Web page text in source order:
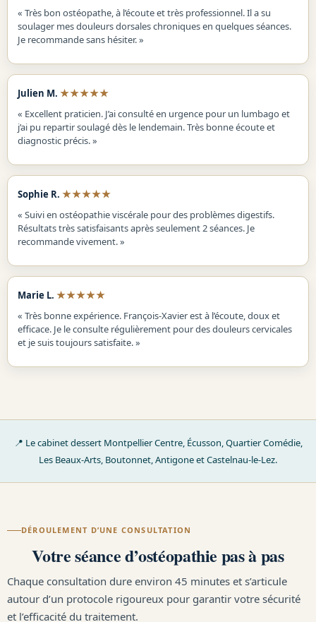
« Très bon ostéopathe, à l’écoute et très professionnel. Il a su
soulager mes douleurs dorsales chroniques en quelques séances.
Je recommande sans hésiter. »
Julien M. ★★★★★
« Excellent praticien. J’ai consulté en urgence pour un lumbago et
j’ai pu repartir soulagé dès le lendemain. Très bonne écoute et
diagnostic précis. »
Sophie R. ★★★★★
« Suivi en ostéopathie viscérale pour des problèmes digestifs.
Résultats très satisfaisants après seulement 2 séances. Je
recommande vivement. »
Marie L. ★★★★★
« Très bonne expérience. François-Xavier est à l’écoute, doux et
efficace. Je le consulte régulièrement pour des douleurs cervicales
et je suis toujours satisfaite. »
📍 Le cabinet dessert Montpellier Centre, Écusson, Quartier Comédie,
Les Beaux-Arts, Boutonnet, Antigone et Castelnau-le-Lez.
DÉROULEMENT D’UNE CONSULTATION
Votre séance d’ostéopathie pas à pas
Chaque consultation dure environ 45 minutes et s’articule
autour d’un protocole rigoureux pour garantir votre sécurité
et l’efficacité du traitement.